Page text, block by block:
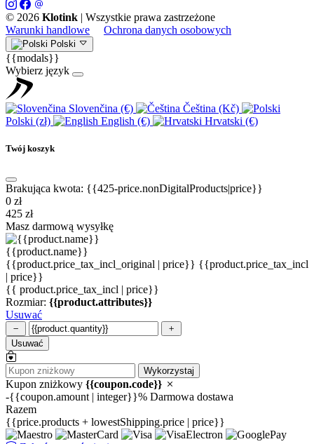
© 2026 Klotink | Wszystkie prawa zastrzeżone
Warunki handlowe
Ochrona danych osobowych
Polski
{{modals}}
Wybierz język
Slovenčina (€)
Čeština (Kč)
Polski (zł)
English (€) Hrvatski (€)
Twój koszyk
Brakująca kwota: {{425-price.nonDigitalProducts|price}}
0 zł
425 zł
Masz darmową wysyłkę
{{product.name}}
{{product.price_tax_incl_original | price}} {{product.price_tax_incl
| price}}
{{ product.price_tax_incl | price}}
Rozmiar: {{product.attributes}}
Usuwać
Usuwać
Wykorzystaj
Kupon zniżkowy {{coupon.code}}
-{{coupon.amount | integer}}% Darmowa dostawa
Razem
{{price.products + lowestShipping.price | price}}